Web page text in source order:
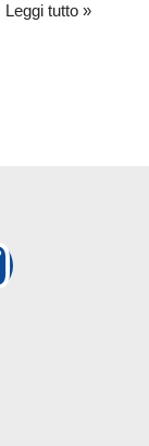
Leggi tutto »